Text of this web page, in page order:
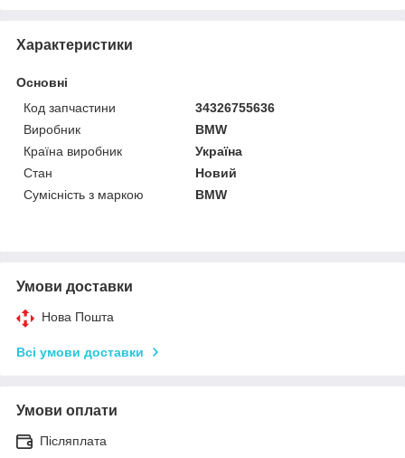
Характеристики
Основні
Код запчастини
34326755636
Виробник
BMW
Країна виробник
Україна
Стан
Новий
Сумісність з маркою
BMW
Умови доставки
Нова Пошта
Всі умови доставки
Умови оплати
Післяплата